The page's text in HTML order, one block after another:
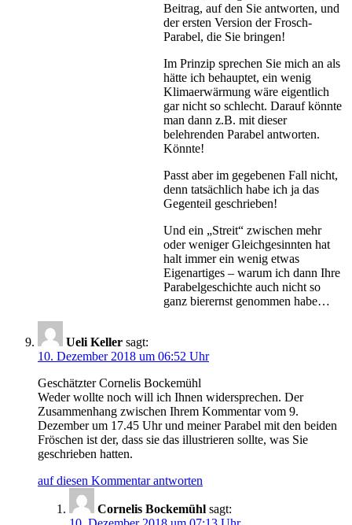
Beitrag, auf den Sie antworten, und
der ersten Version der Frosch-
Parabel, die Sie bringen!
Im Prinzip sprechen Sie mich an als
hätte ich behauptet, ein wenig
Klimaerwärmung wäre eigentlich
gar nicht so schlecht. Darauf könnte
man dann z.B. mit dieser
belehrenden Parabel antworten.
Könnte!
Passt aber im gegebenen Fall nicht,
denn tatsächlich habe ich ja das
Gegenteil geschrieben!
Und ein „Streit“ zwischen mehr
oder weniger Gleichgesinnten hat
halt immer ein wenig etwas
Eigenartiges – warum ich dann Ihre
Parabelgeschichte auch nicht so
ganz bierernst genommen habe…
Ueli Keller sagt:
10. Dezember 2018 um 06:52 Uhr
Geschätzter Cornelis Bockemühl
Weder wollte noch will ich Ihnen widersprechen. Der
Zusammenhang zwischen Ihrem Kommentar vom 9.
Dezember um 17.45 Uhr und meiner Parabel mit den beiden
Fröschen ist der, dass sie das illustrieren sollte, was Sie
geschrieben hatten.
auf diesen Kommentar antworten
Cornelis Bockemühl sagt: